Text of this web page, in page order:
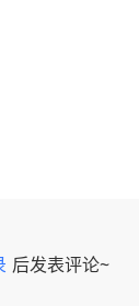
后发表评论~